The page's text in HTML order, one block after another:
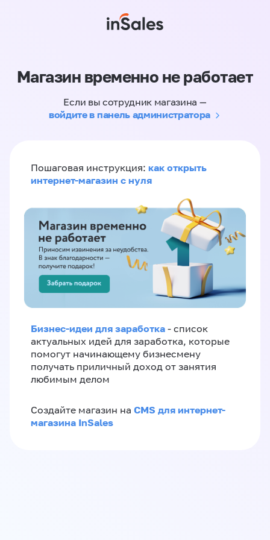
Магазин временно не работает
Если вы сотрудник магазина —
войдите в панель администратора
Пошаговая инструкция: как открыть
интернет-магазин с нуля
Бизнес-идеи для заработка - список
актуальных идей для заработка, которые
помогут начинающему бизнесмену
получать приличный доход от занятия
любимым делом
Создайте магазин на CMS для интернет-
магазина InSales